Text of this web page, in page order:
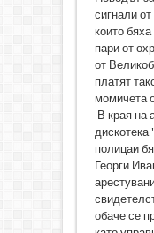
сигнали
които
пари от
от
платят
момичета
В края на
полицаи
Георги
обаче се